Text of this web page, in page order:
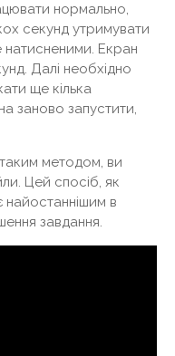
нормально,
секунд утримувати
натисненими. Екран
Далі необхідно
ще кілька
заново запустити,
методом, ви
Цей спосіб, як
найостаннішим в
завдання.